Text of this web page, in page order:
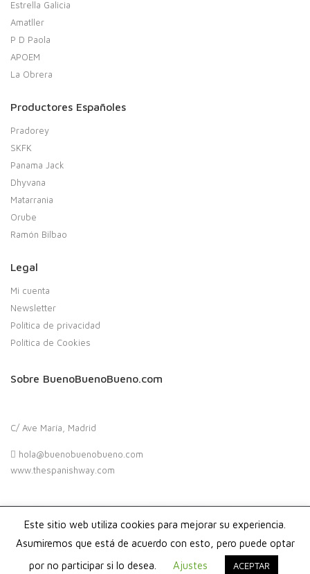
Estrella Galicia
Amatller
P D Paola
APOEM
La Obrera
Productores Españoles
Pradorey
SKFK
Panama Jack
Dhyvana
Matarrania
Orube
Ramón Bilbao
Legal
Mi cuenta
Newsletter
Política de privacidad
Política de Cookies
Sobre BuenoBuenoBueno.com
C/ Ave María, Madrid
hola@buenobuenobueno.com
www.thespanishway.com
Copyright 2020. Buenobuenobueno.com - Todos los derechos
reservados
Este sitio web utiliza cookies para mejorar su experiencia.
Asumiremos que está de acuerdo con esto, pero puede optar
por no participar si lo desea.
Ajustes ACEPTAR